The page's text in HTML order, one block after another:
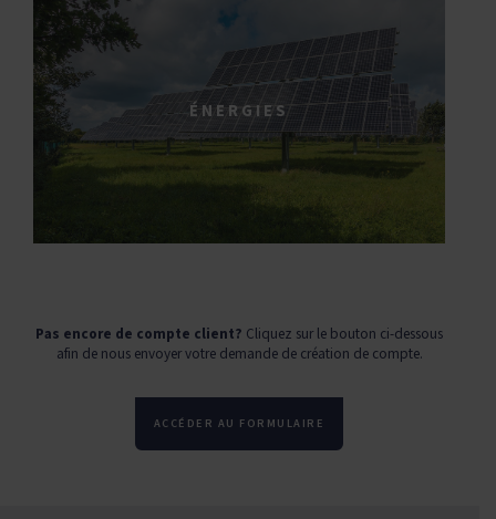
ÉNERGIES
Pas encore de compte client? Cliquez sur le bouton ci-dessous
afin de nous envoyer votre demande de création de compte.
ACCÉDER AU FORMULAIRE